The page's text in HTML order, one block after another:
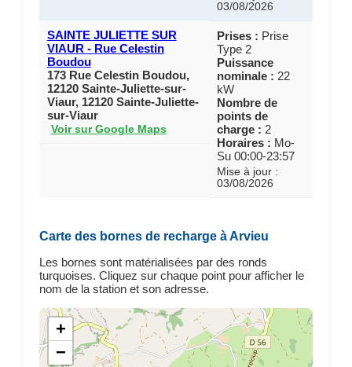
03/08/2026
SAINTE JULIETTE SUR
VIAUR - Rue Celestin
Boudou
173 Rue Celestin Boudou,
12120 Sainte-Juliette-sur-
Viaur, 12120 Sainte-Juliette-
sur-Viaur
Voir sur Google Maps
Prises : Prise
Type 2
Puissance
nominale : 22
kW
Nombre de
points de
charge : 2
Horaires : Mo-
Su 00:00-23:57
Mise à jour :
03/08/2026
Carte des bornes de recharge à Arvieu
Les bornes sont matérialisées par des ronds
turquoises. Cliquez sur chaque point pour afficher le
nom de la station et son adresse.
+
−